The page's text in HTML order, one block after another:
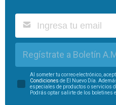
Regístrate a Boletín
Al someter tu correo electrónico,
Condiciones de El Nuevo Día.
especiales de productos o servicios
Podrás optar salirte de los boletines